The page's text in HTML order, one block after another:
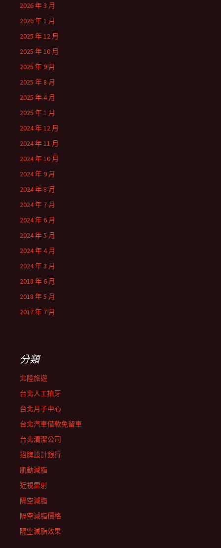
2026 年 3 月
2026 年 1 月
2025 年 12 月
2025 年 10 月
2025 年 9 月
2025 年 8 月
2025 年 4 月
2025 年 1 月
2024 年 12 月
2024 年 11 月
2024 年 10 月
2024 年 9 月
2024 年 8 月
2024 年 7 月
2024 年 6 月
2024 年 5 月
2024 年 4 月
2024 年 3 月
2018 年 6 月
2018 年 5 月
2017 年 7 月
分類
北陸旅遊
台北人工植牙
台北月子中心
台北汽車借款免留車
台北清潔公司
招牌設計銀行
肌動減脂
近視雷射
隔空減脂
隔空減脂價格
隔空減脂效果